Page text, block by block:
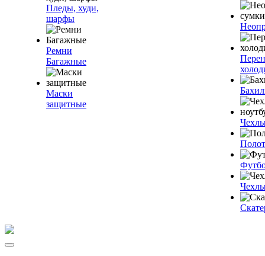
Пледы, худи,
шарфы
Ремни
Багажные
Маски
защитные